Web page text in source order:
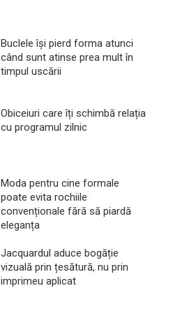
Buclele își pierd forma atunci
când sunt atinse prea mult în
timpul uscării
Obiceiuri care îți schimbă relația
cu programul zilnic
Moda pentru cine formale
poate evita rochiile
convenționale fără să piardă
eleganța
Jacquardul aduce bogăție
vizuală prin țesătură, nu prin
imprimeu aplicat